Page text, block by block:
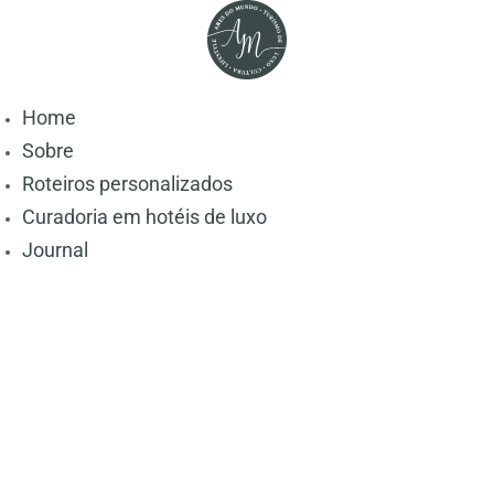
Home
Sobre
Roteiros personalizados
Curadoria em hotéis de luxo
Journal